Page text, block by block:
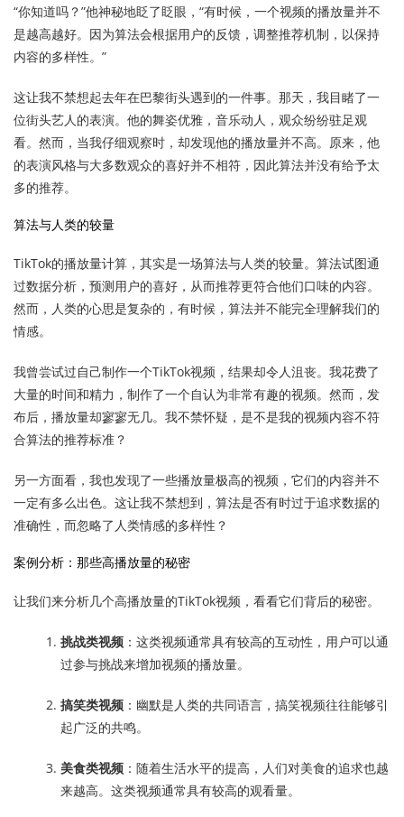
“你知道吗？”他神秘地眨了眨眼，“有时候，一个视频的播放量并不
是越高越好。因为算法会根据用户的反馈，调整推荐机制，以保持
内容的多样性。”
这让我不禁想起去年在巴黎街头遇到的一件事。那天，我目睹了一
位街头艺人的表演。他的舞姿优雅，音乐动人，观众纷纷驻足观
看。然而，当我仔细观察时，却发现他的播放量并不高。原来，他
的表演风格与大多数观众的喜好并不相符，因此算法并没有给予太
多的推荐。
算法与人类的较量
TikTok的播放量计算，其实是一场算法与人类的较量。算法试图通
过数据分析，预测用户的喜好，从而推荐更符合他们口味的内容。
然而，人类的心思是复杂的，有时候，算法并不能完全理解我们的
情感。
我曾尝试过自己制作一个TikTok视频，结果却令人沮丧。我花费了
大量的时间和精力，制作了一个自认为非常有趣的视频。然而，发
布后，播放量却寥寥无几。我不禁怀疑，是不是我的视频内容不符
合算法的推荐标准？
另一方面看，我也发现了一些播放量极高的视频，它们的内容并不
一定有多么出色。这让我不禁想到，算法是否有时过于追求数据的
准确性，而忽略了人类情感的多样性？
案例分析：那些高播放量的秘密
让我们来分析几个高播放量的TikTok视频，看看它们背后的秘密。
挑战类视频 ：这类视频通常具有较高的互动性，用户可以通
过参与挑战来增加视频的播放量。
搞笑类视频 ：幽默是人类的共同语言，搞笑视频往往能够引
起广泛的共鸣。
美食类视频 ：随着生活水平的提高，人们对美食的追求也越
来越高。这类视频通常具有较高的观看量。